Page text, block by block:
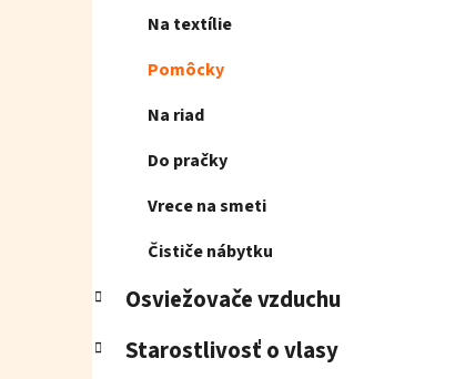
Na textílie
Pomôcky
Na riad
Do pračky
Vrece na smeti
Čističe nábytku
Osviežovače vzduchu
Starostlivosť o vlasy